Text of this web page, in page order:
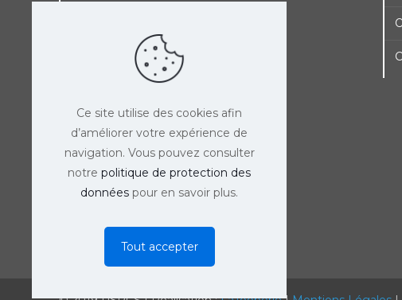
Adhérer à l’USPCS
Ce site utilise des cookies afin
d’améliorer votre expérience de
navigation. Vous pouvez consulter
notre politique de protection des
données pour en savoir plus.
Tout accepter